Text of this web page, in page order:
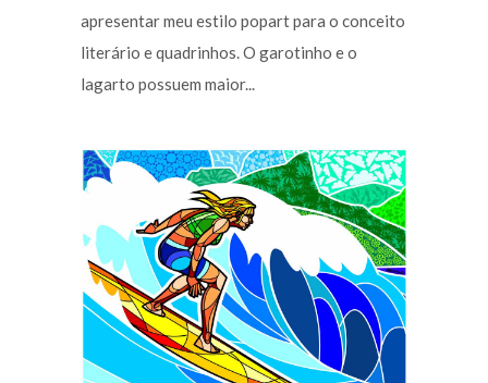
apresentar meu estilo popart para o conceito
literário e quadrinhos. O garotinho e o
lagarto possuem maior...